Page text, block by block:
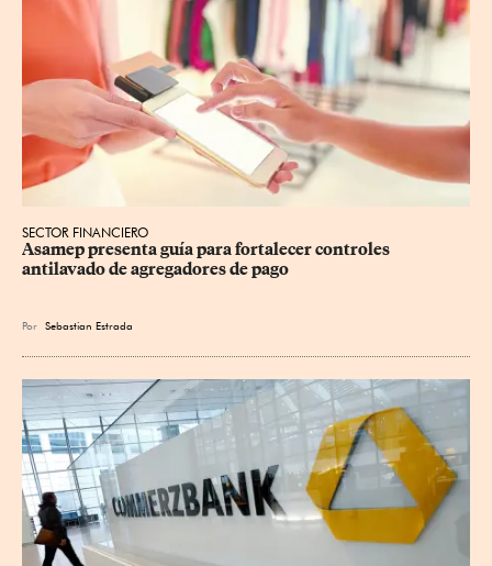
SECTOR FINANCIERO
Asamep presenta guía para fortalecer controles
antilavado de agregadores de pago
Por Sebastian Estrada